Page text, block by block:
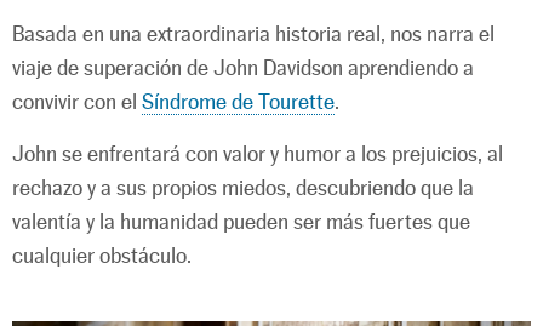
Basada en una extraordinaria historia real, nos narra el
viaje de superación de John Davidson aprendiendo a
convivir con el Síndrome de Tourette.
John se enfrentará con valor y humor a los prejuicios, al
rechazo y a sus propios miedos, descubriendo que la
valentía y la humanidad pueden ser más fuertes que
cualquier obstáculo.